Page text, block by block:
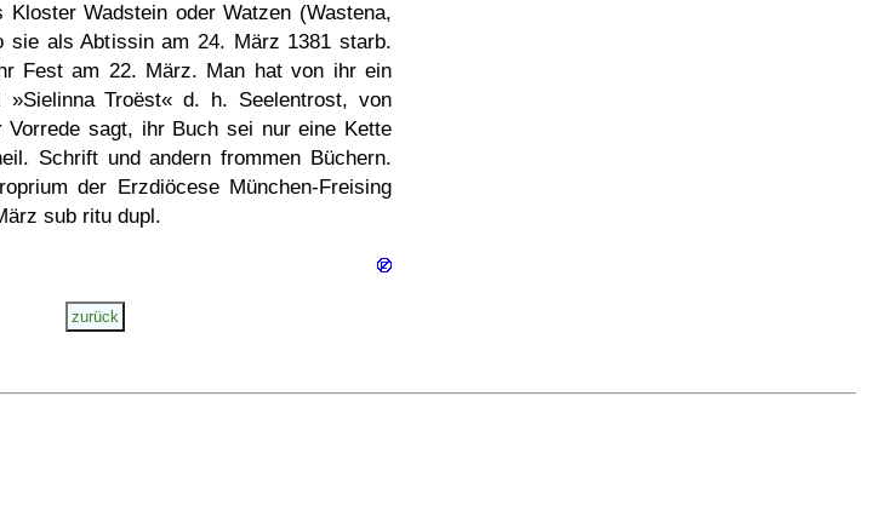
Kloster Wadstein oder Watzen (Wastena,
sie als Abtissin am 24. März 1381 starb.
Fest am 22. März. Man hat von ihr ein
Troëst« d. h. Seelentrost, von
Vorrede sagt, ihr Buch sei nur eine Kette
Schrift und andern frommen Büchern.
der Erzdiöcese München-Freising
sub ritu dupl.